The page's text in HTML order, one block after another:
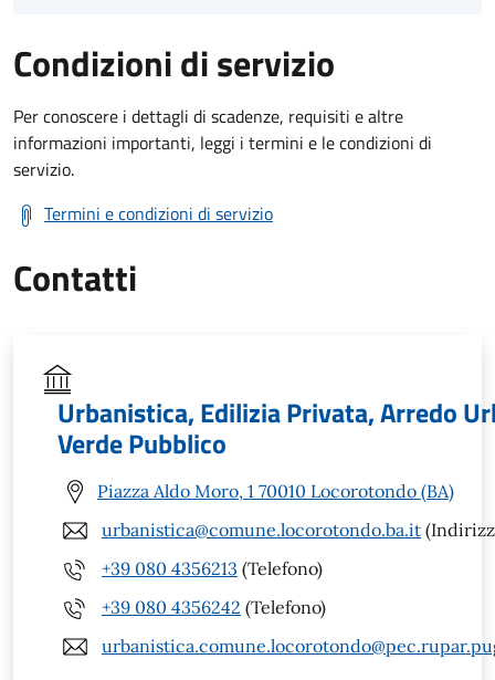
Condizioni di servizio
Per conoscere i dettagli di scadenze, requisiti e altre
informazioni importanti, leggi i termini e le condizioni di
servizio.
Termini e condizioni di servizio
Contatti
Urbanistica, Edilizia Privata, Arredo
Verde Pubblico
Piazza Aldo Moro, 1 70010 Locorotondo (BA)
urbanistica@comune.locorotondo.ba.it
+39 080 4356213 (Telefono)
+39 080 4356242 (Telefono)